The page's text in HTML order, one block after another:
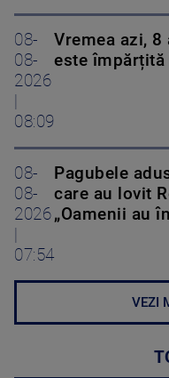
08-
08-
2026
08:09
Vremea azi,
este
08-
08-
2026
07:54
Pagubele
care au lovit
„Oamenii au
VEZI